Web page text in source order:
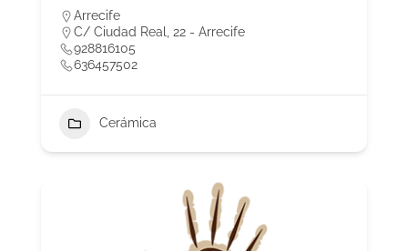
Arrecife
C/ Ciudad Real, 22 - Arrecife
928816105
636457502
Cerámica